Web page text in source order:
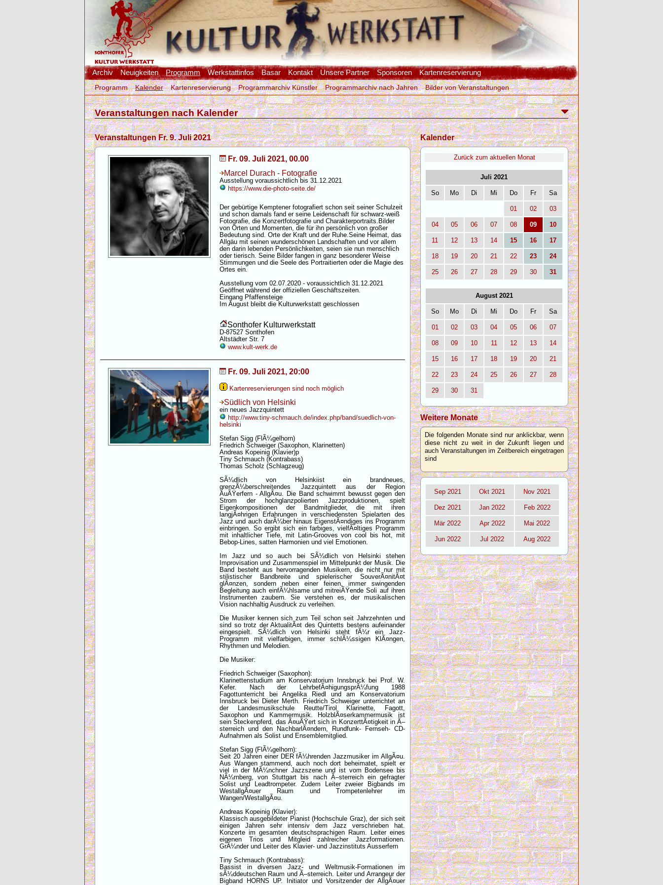
Archiv Neuigkeiten Programm Werkstattinfos Basar Kontakt Unsere Partner Sponsoren Kartenreservierung
Programm Kalender Kartenreservierung Programmarchiv Künstler Programmarchiv nach Jahren Bilder von Veranstaltungen
Veranstaltungen nach Kalender
Veranstaltungen Fr. 9. Juli 2021
Fr. 09. Juli 2021, 00.00
Marcel Durach - Fotografie
Ausstellung voraussichtlich bis 31.12.2021
https://www.die-photo-seite.de/
Der gebürtige Kemptener fotografiert schon seit seiner Schulzeit
und schon damals fand er seine Leidenschaft für schwarz-weiß
Fotografie, die Konzertfotografie und Charakterportraits.Bilder
von Orten und Momenten, die für ihn persönlich von großer
Bedeutung sind. Orte der Kraft und der Ruhe.Seine Heimat, das
Allgäu mit seinen wunderschönen Landschaften und vor allem
den darin lebenden Persönlichkeiten, seien sie nun menschlich
oder tierisch. Seine Bilder fangen in ganz besonderer Weise
Stimmungen und die Seele des Portraitierten oder die Magie des
Ortes ein.
Ausstellung vom 02.07.2020 - voraussichtlich 31.12.2021
Geöffnet während der offiziellen Geschäftszeiten.
Eingang Pfaffensteige
Im August bleibt die Kulturwerkstatt geschlossen
Sonthofer Kulturwerkstatt
D-87527 Sonthofen
Altstädter Str. 7
www.kult-werk.de
Fr. 09. Juli 2021, 20:00
Kartenreservierungen sind noch möglich
Südlich von Helsinki
ein neues Jazzquintett
http://www.tiny-schmauch.de/index.php/band/suedlich-von-
helsinki
Stefan Sigg (FlÃ¼gelhorn)
Friedrich Schweiger (Saxophon, Klarinetten)
Andreas Kopeinig (Klavier)p
Tiny Schmauch (Kontrabass)
Thomas Scholz (Schlagzeug)
SÃ¼dlich von Helsinkiist ein brandneues,
grenzÃ¼berschreitendes Jazzquintett aus der Region
AuÃŸerfern - AllgÃ¤u. Die Band schwimmt bewusst gegen den
Strom der hochglanzpolierten Jazzproduktionen, spielt
Eigenkompositionen der Bandmitglieder, die mit ihren
langjÃ¤hrigen Erfahrungen in verschiedensten Spielarten des
Jazz und auch darÃ¼ber hinaus EigenstÃ¤ndiges ins Programm
einbringen. So ergibt sich ein farbiges, vielfÃ¤ltiges Programm
mit inhaltlicher Tiefe, mit Latin-Grooves von cool bis hot, mit
Bebop-Lines, satten Harmonien und viel Emotionen.
Im Jazz und so auch bei SÃ¼dlich von Helsinki stehen
Improvisation und Zusammenspiel im Mittelpunkt der Musik. Die
Band besteht aus hervorragenden Musikern, die nicht nur mit
stilistischer Bandbreite und spielerischer SouverÃ¤nitÃ¤t
glÃ¤nzen, sondern neben einer feinen, immer swingenden
Begleitung auch einfÃ¼hlsame und mitreiÃŸende Soli auf ihren
Instrumenten zaubern. Sie verstehen es, der musikalischen
Vision nachhaltig Ausdruck zu verleihen.
Die Musiker kennen sich zum Teil schon seit Jahrzehnten und
sind so trotz der AktualitÃ¤t des Quintetts bestens aufeinander
eingespielt. SÃ¼dlich von Helsinki steht fÃ¼r ein Jazz-
Programm mit vielfarbigen, immer schlÃ¼ssigen KlÃ¤ngen,
Rhythmen und Melodien.
Die Musiker:
Friedrich Schweiger (Saxophon):
Klarinettenstudium am Konservatorium Innsbruck bei Prof. W.
Kefer. Nach der LehrbefÃ¤higungsprÃ¼fung 1988
Fagottunterricht bei Angelika Riedl und am Konservatorium
Innsbruck bei Dieter Merth. Friedrich Schweiger unterrichtet an
der Landesmusikschule Reutte/Tirol Klarinette, Fagott,
Saxophon und Kammermusik. HolzblÃ¤serkammermusik ist
sein Steckenpferd, das Ã¤uÃŸert sich in KonzerttÃ¤tigkeit in Ã–
sterreich und den NachbarlÃ¤ndern, Rundfunk- Fernseh- CD-
Aufnahmen als Solist und Ensemblemitglied.
Stefan Sigg (FlÃ¼gelhorn):
Seit 20 Jahren einer DER fÃ¼hrenden Jazzmusiker im AllgÃ¤u.
Aus Wangen stammend, auch noch dort beheimatet, spielt er
viel in der MÃ¼nchner Jazzszene und ist vom Bodensee bis
NÃ¼rnberg, von Stuttgart bis nach Ã–sterreich ein gefragter
Solist und Leadtrompeter. Zudem Leiter zweier Bigbands im
WestallgÃ¤uer Raum und Trompetenlehrer im
Wangen/WestallgÃ¤u.
Andreas Kopeinig (Klavier):
Klassisch ausgebildeter Pianist (Hochschule Graz), der sich seit
einigen Jahren sehr intensiv dem Jazz verschrieben hat.
Konzerte im gesamten deutschsprachigen Raum. Leiter eines
eigenen Trios und Mitgleid zahlreicher Jazzformationen.
GrÃ¼nder und Leiter des Klavier- und Jazzinstituts Ausserfern
Tiny Schmauch (Kontrabass):
Bassist in diversen Jazz- und Weltmusik-Formationen im
sÃ¼ddeutschen Raum und Ã–sterreich. Leiter und Arrangeur der
Bigband HORNS UP. Initiator und Vorsitzender der AllgÃ¤uer
Kalender
Zurück zum aktuellen Monat
Juli 2021
So Mo Di Mi Do Fr Sa
01 02 03
04 05 06 07 08 09 10
11 12 13 14 15 16 17
18 19 20 21 22 23 24
25 26 27 28 29 30 31
August 2021
So Mo Di Mi Do Fr Sa
01 02 03 04 05 06 07
08 09 10 11 12 13 14
15 16 17 18 19 20 21
22 23 24 25 26 27 28
29 30 31
Weitere Monate
Die folgenden Monate sind nur anklickbar, wenn
diese nicht zu weit in der Zukunft liegen und
auch Veranstaltungen im Zeitbereich eingetragen
sind
Sep 2021 Okt 2021 Nov 2021
Dez 2021 Jan 2022 Feb 2022
Mär 2022 Apr 2022 Mai 2022
Jun 2022 Jul 2022 Aug 2022